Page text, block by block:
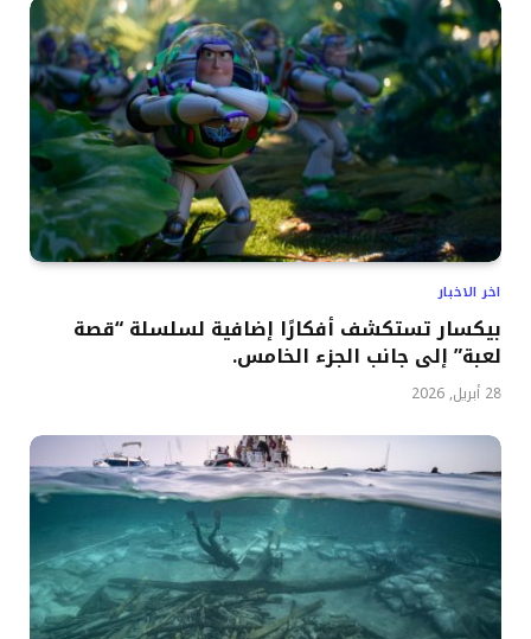
اخر الاخبار
بيكسار تستكشف أفكارًا إضافية لسلسلة “قصة
لعبة” إلى جانب الجزء الخامس.
28 أبريل, 2026